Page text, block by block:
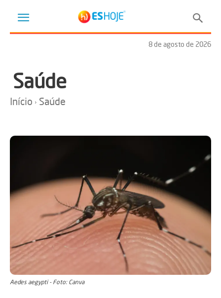
8 de agosto de 2026
Saúde
Início Saúde
Aedes aegypti - Foto: Canva